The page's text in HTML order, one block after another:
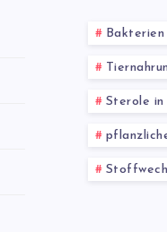
Bakterien
Sterole